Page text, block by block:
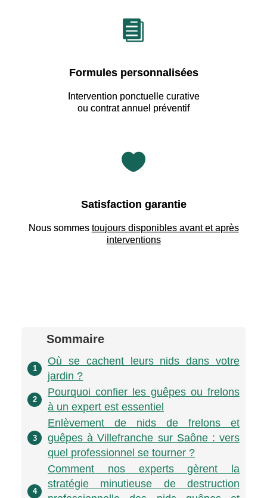

Formules personnalisées
Intervention ponctuelle curative
ou contrat annuel préventif

Satisfaction garantie
Nous sommes toujours disponibles avant et après
interventions
Sommaire
1
Où se cachent leurs nids dans votre
jardin ?
2
Pourquoi confier les guêpes ou frelons
à un expert est essentiel
3
Enlèvement de nids de frelons et
guêpes à Villefranche sur Saône : vers
quel professionnel se tourner ?
4
Comment nos experts gèrent la
stratégie minutieuse de destruction